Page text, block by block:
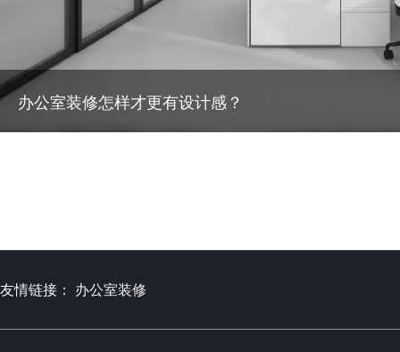
装修怎样才更有设计感？
友情链接： 办公室装修